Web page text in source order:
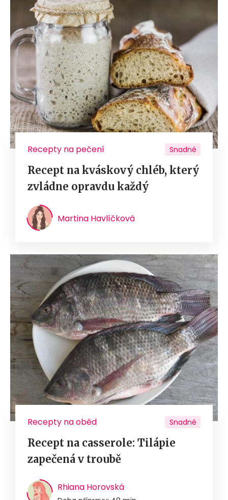
Recepty na pečení Snadné
Recept na kváskový chléb, který
zvládne opravdu každý
Martina Havlíčková
Recepty na oběd Snadné
Recept na casserole: Tilápie
zapečená v troubě
Rhiana Horovská